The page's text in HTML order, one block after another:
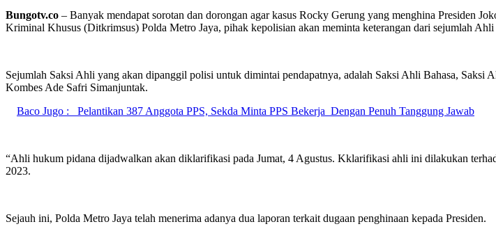
Bungotv.co – Banyak mendapat sorotan dan dorongan agar kasus Rocky Gerung yang menghina Presiden
Kriminal Khusus (Ditkrimsus) Polda Metro Jaya, pihak kepolisian akan meminta keterangan dari sejumlah Ahli
Sejumlah Saksi Ahli yang akan dipanggil polisi untuk dimintai pendapatnya, adalah Saksi Ahli Bahasa,
Kombes Ade Safri Simanjuntak.
Baco Jugo :
Pelantikan 387 Anggota PPS, Sekda Minta PPS Bekerja Dengan Penuh Tanggung Jawab
“Ahli hukum pidana dijadwalkan akan diklarifikasi pada Jumat, 4 Agustus. Kklarifikasi ahli ini dilakukan
2023.
Sejauh ini, Polda Metro Jaya telah menerima adanya dua laporan terkait dugaan penghinaan kepada Presiden.